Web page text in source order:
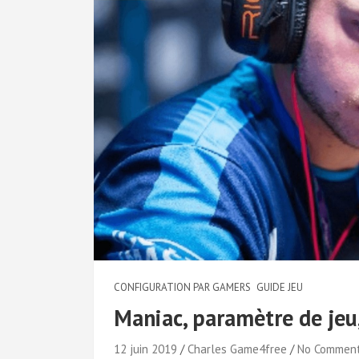
CONFIGURATION PAR GAMERS GUIDE JEU
Maniac, paramètre de
12 juin 2019 Charles Game4free
No